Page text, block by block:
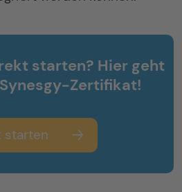
starten? Hier geht
Zertifikat!
starten